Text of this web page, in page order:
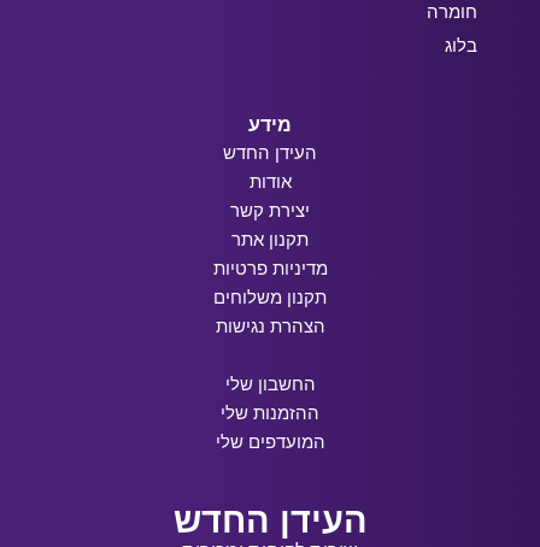
חומרה
בלוג
מידע
העידן החדש
אודות
יצירת קשר
תקנון אתר
מדיניות פרטיות
תקנון משלוחים
הצהרת נגישות
החשבון שלי
ההזמנות שלי
המועדפים שלי
העידן החדש